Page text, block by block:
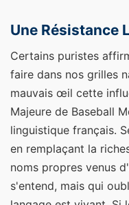
Une Résistance
Certains puristes
faire dans nos grilles
mauvais œil cette
Majeure de Baseball
linguistique français.
en remplaçant la
noms propres venus
s'entend, mais qui